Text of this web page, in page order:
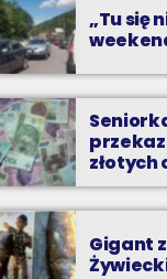
„Tu się
złotych
Gigant